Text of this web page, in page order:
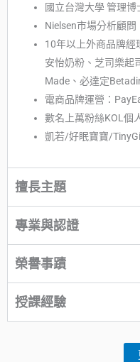
國立台灣大學 管理博
Nielsen市場分析顧問
10年以上外商品牌經
安怡奶粉、芝司樂起
Made、必達定
電商品牌運營：
數名上萬粉絲KOL個
凱若/好眠寶寶/
擅長主題
專業與認證
榮譽事蹟
授課經驗